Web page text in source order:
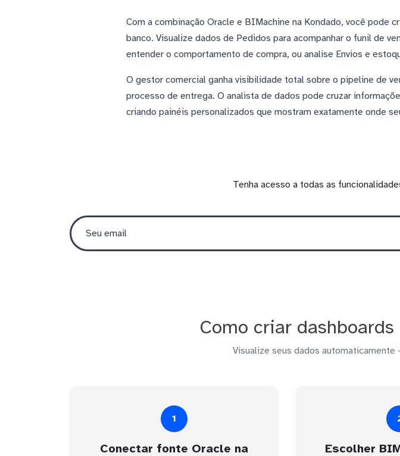
Com a combinação Oracle e BIMachine na Kondado, você pode
banco. Visualize dados de Pedidos para acompanhar o funil de
entender o comportamento de compra, ou analise Envios e
O gestor comercial ganha visibilidade total sobre o pipeline de
processo de entrega. O analista de dados pode cruzar
criando painéis personalizados que mostram exatamente onde
Tenha acesso a todas as
Como criar
Visualize seus dados
1
Conectar fonte Oracle na
Escolher